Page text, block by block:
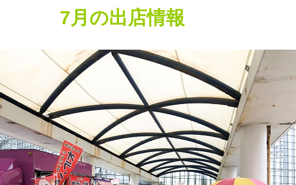
7月の出店情報